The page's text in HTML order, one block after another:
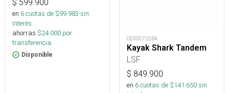
$ 599.900
en 6cuotas de $99.983 sin
interés
ahorras $24.000 por
transferencia.
Disponible
OD300720BA
Kayak Shark Tandem
LSF
$ 849.900
en 6cuotas de $141.650sin